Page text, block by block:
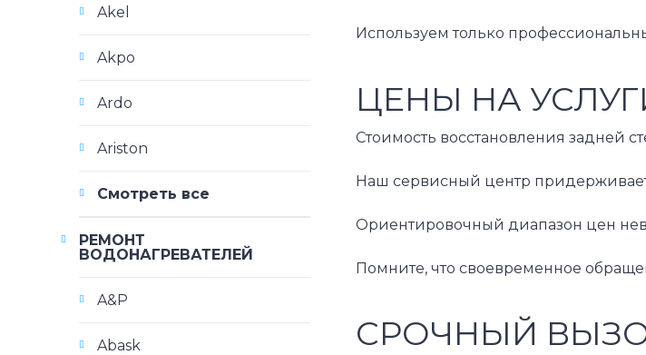
Используем только
ЦЕНЫ НА
Стоимость восстановления задней
Наш сервисный центр
Ориентировочный диапазон цен
Помните, что своевременное
СРОЧНЫЙ
Akel
Akpo
Ardo
Ariston
Смотреть все
РЕМОНТ
ВОДОНАГРЕВАТЕЛЕЙ
A&P
Abask